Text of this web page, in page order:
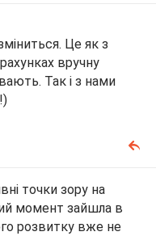
Це як з
вручну
Так і з нами
точки зору на
момент зайшла в
розвитку вже не